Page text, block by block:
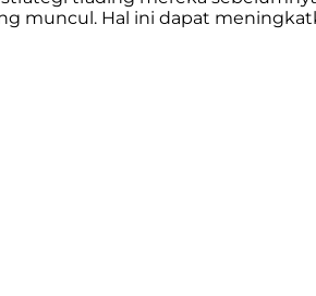
muncul. Hal ini dapat